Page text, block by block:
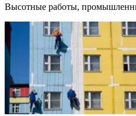
Высотные работы,